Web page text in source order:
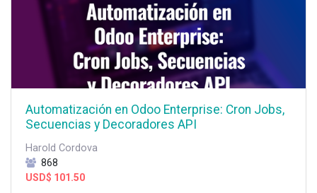
Automatización en Odoo Enterprise: Cron Jobs,
Secuencias y Decoradores API
Harold Cordova
868
USD$ 101.50